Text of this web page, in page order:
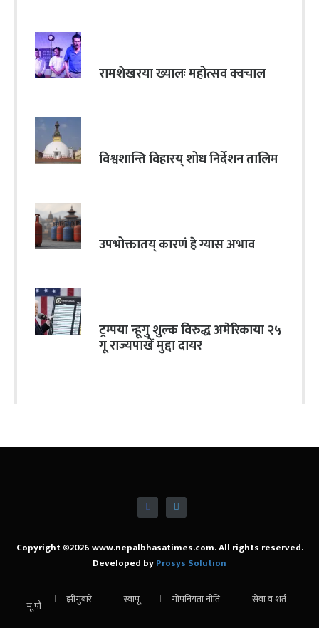
रामशेखरया ख्यालः महोत्सव क्वचाल
विश्वशान्ति विहारय् शोध निर्देशन तालिम
उपभोक्तातय् कारणं हे ग्यास अभाव
ट्रम्पया न्हूगु शुल्क विरुद्ध अमेरिकाया २५
गू राज्यपाखें मुद्दा दायर
Copyright ©2026 www.nepalbhasatimes.com. All rights reserved.
Developed byProsys Solution
मू पौ झीगुबारे स्वापू गोपनियता नीति सेवा व शर्त